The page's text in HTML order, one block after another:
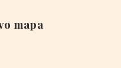
mapa